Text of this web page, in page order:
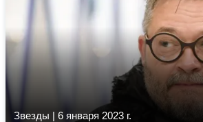
Звезды | 6 января 2023 г.